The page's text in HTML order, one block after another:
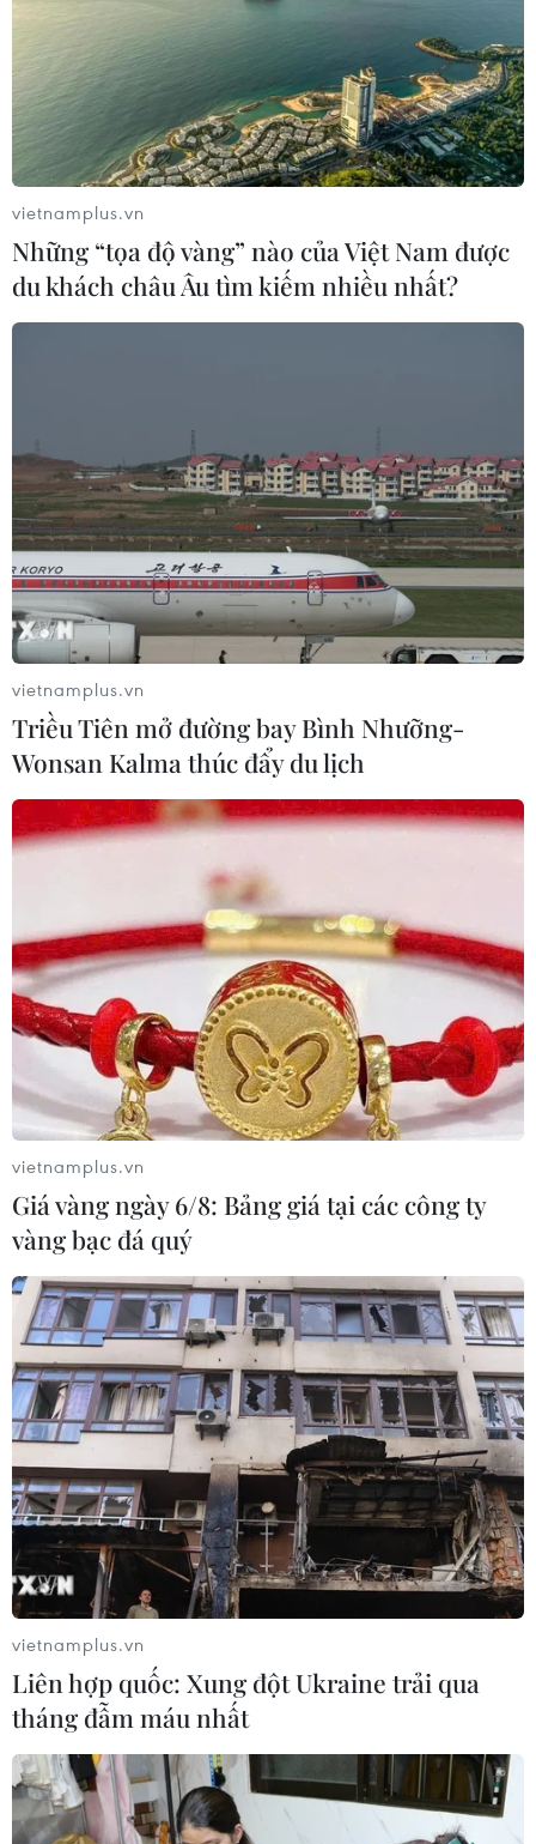
vietnamplus.vn
Những “tọa độ vàng” nào của Việt Nam được
du khách châu Âu tìm kiếm nhiều nhất?
vietnamplus.vn
Triều Tiên mở đường bay Bình Nhưỡng-
Wonsan Kalma thúc đẩy du lịch
vietnamplus.vn
Giá vàng ngày 6/8: Bảng giá tại các công ty
vàng bạc đá quý
vietnamplus.vn
Liên hợp quốc: Xung đột Ukraine trải qua
tháng đẫm máu nhất